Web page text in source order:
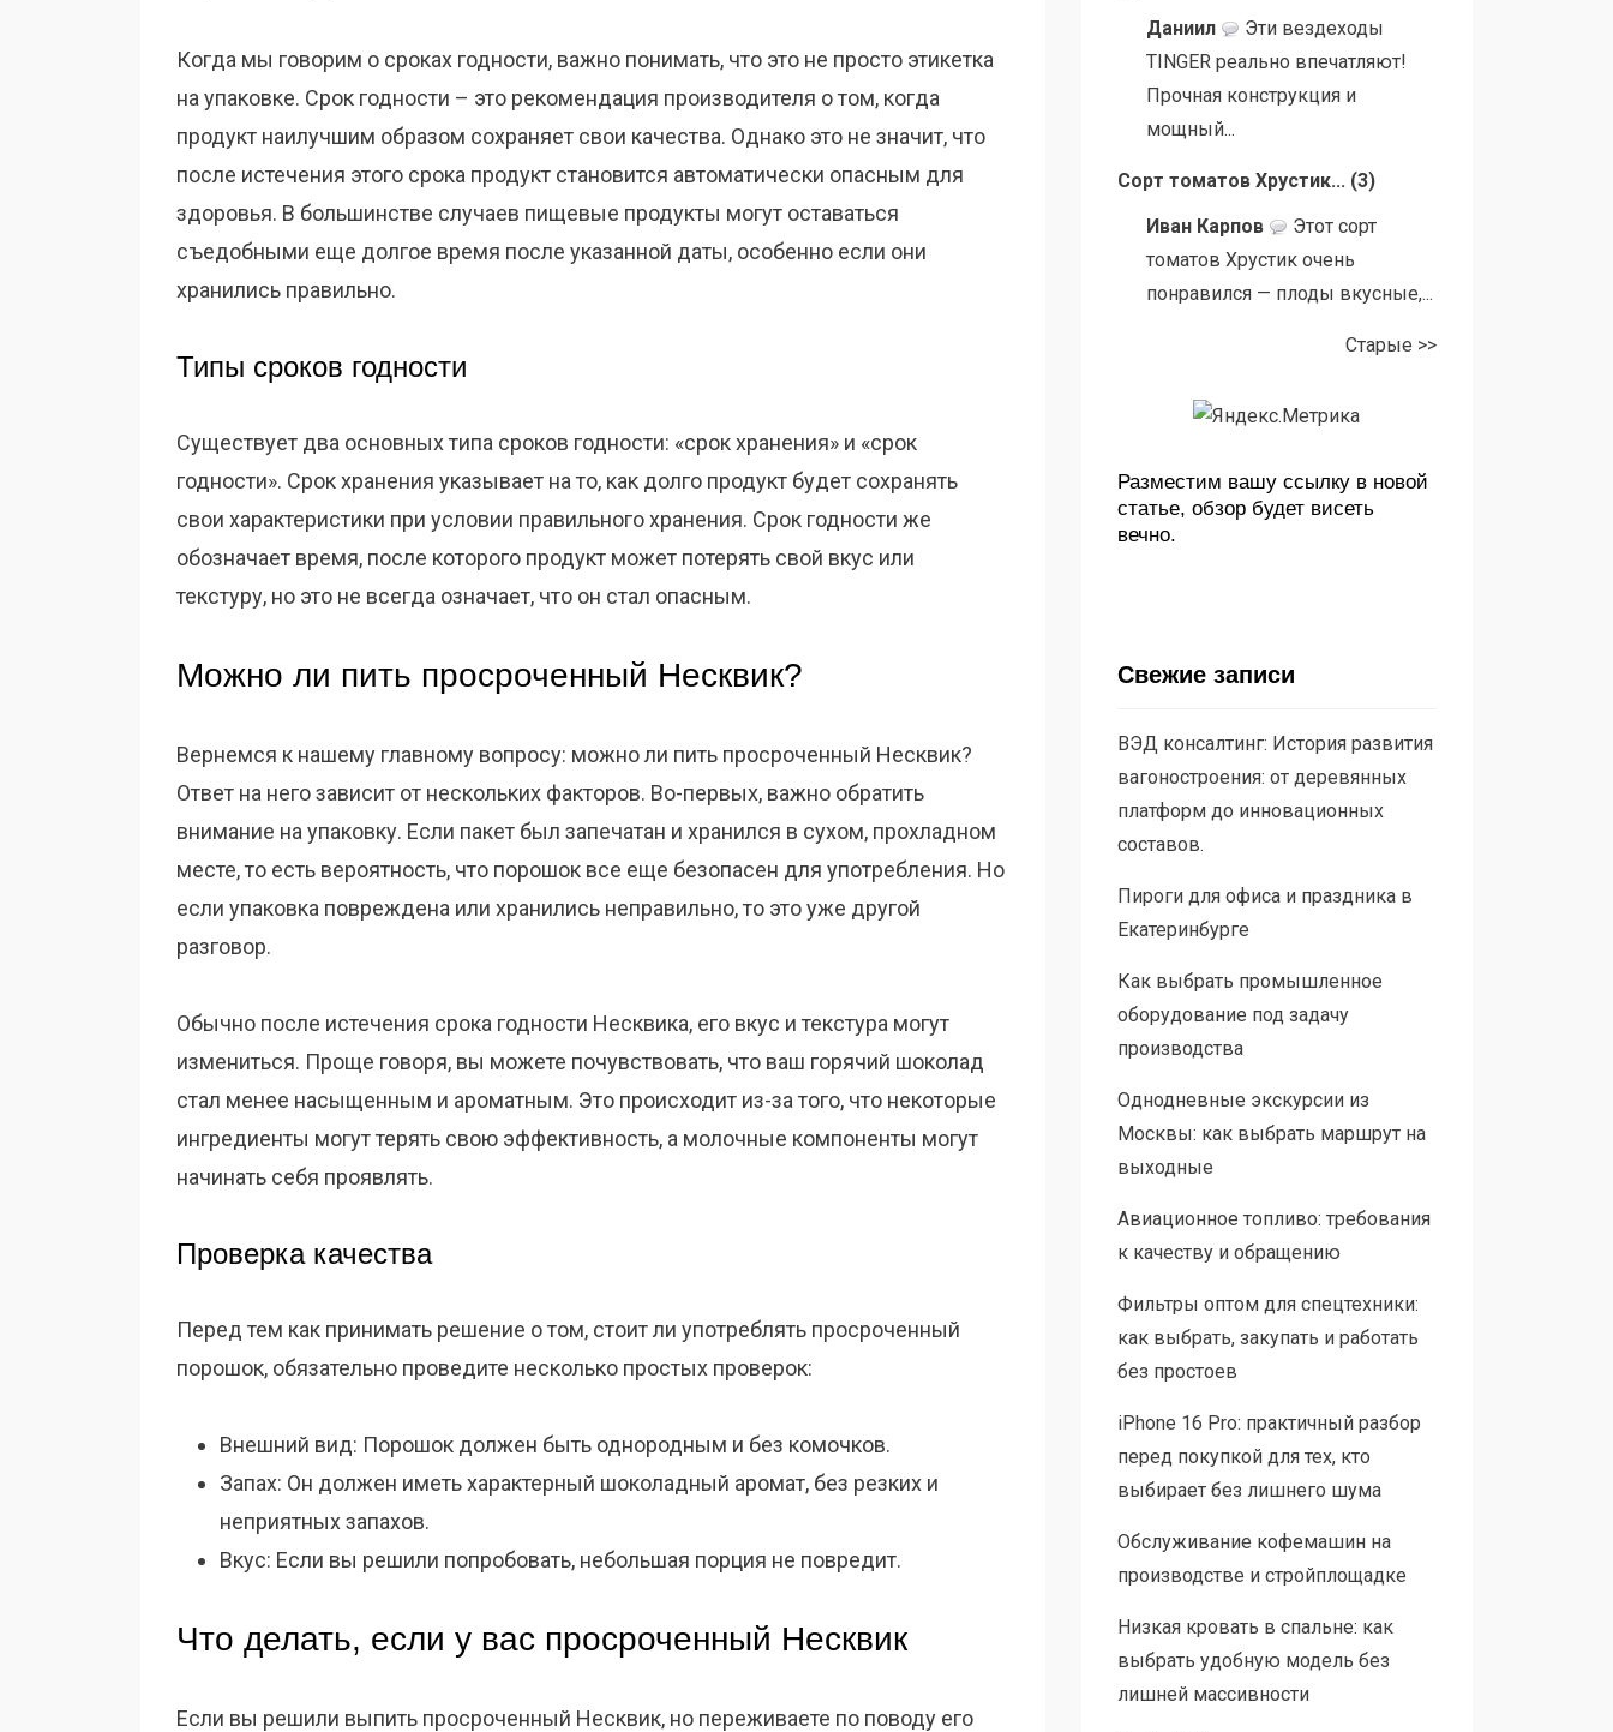
Когда мы говорим о сроках годности, важно понимать, что это не просто этикетка
на упаковке. Срок годности – это рекомендация производителя о том, когда
продукт наилучшим образом сохраняет свои качества. Однако это не значит, что
после истечения этого срока продукт становится автоматически опасным для
здоровья. В большинстве случаев пищевые продукты могут оставаться
съедобными еще долгое время после указанной даты, особенно если они
хранились правильно.
Типы сроков годности
Существует два основных типа сроков годности: «срок хранения» и «срок
годности». Срок хранения указывает на то, как долго продукт будет сохранять
свои характеристики при условии правильного хранения. Срок годности же
обозначает время, после которого продукт может потерять свой вкус или
текстуру, но это не всегда означает, что он стал опасным.
Можно ли пить просроченный Несквик?
Вернемся к нашему главному вопросу: можно ли пить просроченный Несквик?
Ответ на него зависит от нескольких факторов. Во-первых, важно обратить
внимание на упаковку. Если пакет был запечатан и хранился в сухом, прохладном
месте, то есть вероятность, что порошок все еще безопасен для употребления. Но
если упаковка повреждена или хранились неправильно, то это уже другой
разговор.
Обычно после истечения срока годности Несквика, его вкус и текстура могут
измениться. Проще говоря, вы можете почувствовать, что ваш горячий шоколад
стал менее насыщенным и ароматным. Это происходит из-за того, что некоторые
ингредиенты могут терять свою эффективность, а молочные компоненты могут
начинать себя проявлять.
Проверка качества
Перед тем как принимать решение о том, стоит ли употреблять просроченный
порошок, обязательно проведите несколько простых проверок:
Внешний вид: Порошок должен быть однородным и без комочков.
Запах: Он должен иметь характерный шоколадный аромат, без резких и
неприятных запахов.
Вкус: Если вы решили попробовать, небольшая порция не повредит.
Что делать, если у вас просроченный Несквик
Если вы решили выпить просроченный Несквик, но переживаете по поводу его
Даниил
Эти вездеходы
TINGER реально впечатляют!
Прочная конструкция и
мощный...
Сорт томатов Хрустик... (3)
Иван Карпов
Этот сорт
томатов Хрустик очень
понравился — плоды вкусные,...
Старые >>
Разместим вашу ссылку в новой
статье, обзор будет висеть
вечно.
Свежие записи
ВЭД консалтинг: История развития
вагоностроения: от деревянных
платформ до инновационных
составов.
Пироги для офиса и праздника в
Екатеринбурге
Как выбрать промышленное
оборудование под задачу
производства
Однодневные экскурсии из
Москвы: как выбрать маршрут на
выходные
Авиационное топливо: требования
к качеству и обращению
Фильтры оптом для спецтехники:
как выбрать, закупать и работать
без простоев
iPhone 16 Pro: практичный разбор
перед покупкой для тех, кто
выбирает без лишнего шума
Обслуживание кофемашин на
производстве и стройплощадке
Низкая кровать в спальне: как
выбрать удобную модель без
лишней массивности